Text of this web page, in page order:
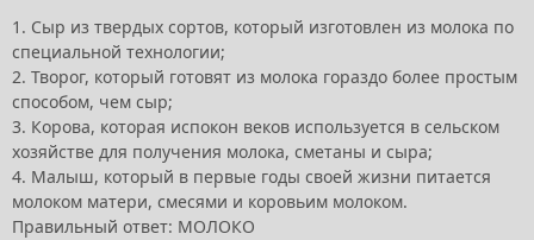
1. Сыр из твердых сортов, который изготовлен из молока по
специальной технологии;
2. Творог, который готовят из молока гораздо более простым
способом, чем сыр;
3. Корова, которая испокон веков используется в сельском
хозяйстве для получения молока, сметаны и сыра;
4. Малыш, который в первые годы своей жизни питается
молоком матери, смесями и коровьим молоком.
Правильный ответ: МОЛОКО